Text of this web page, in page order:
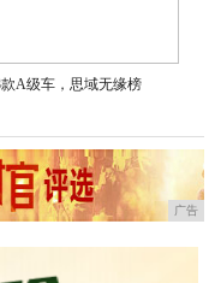
A级车，思域无缘榜
广告